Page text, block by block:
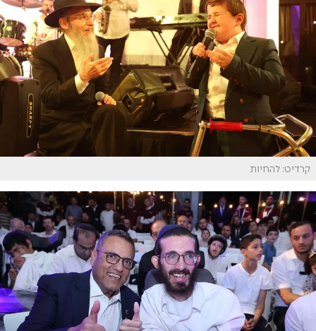
קרדיט: להחיות